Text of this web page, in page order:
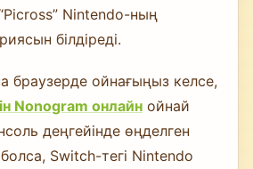
“Picross” Nintendo-ның
білдіреді.
браузерде ойнағыңыз келсе,
Nonogram онлайн ойнай
деңгейінде өңделген
Switch-тегі Nintendo